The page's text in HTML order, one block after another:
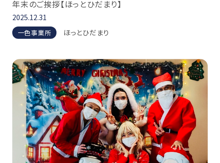
年末のご挨拶【ほっとひだまり】
2025.12.31
一色事業所 ほっとひだまり